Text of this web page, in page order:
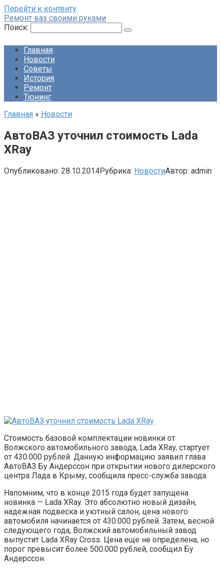
Перейти к контенту
Ремонт ваз своими руками
Поиск:
Главная
Новости
Советы
История
Ремонт
Тюнинг
Главная » Новости
АвтоВАЗ уточнил стоимость Lada
XRay
Опубликовано: 28.10.2014Рубрика: НовостиАвтор: admin
Стоимость базовой комплектации новинки от
Волжского автомобильного завода, Lada XRay, стартует
от 430.000 рублей. Данную информацию заявил глава
АвтоВАЗ Бу Андерссон при открытии нового дилерского
центра Лада в Крыму, сообщила пресс-служба завода.
Напомним, что в конце 2015 года будет запущена
новинка — Lada XRay. Это абсолютно новый дизайн,
надежная подвеска и уютный салон, цена нового
автомобиля начинается от 430.000 рублей. Затем, весной
следующего года, Волжский автомобильный завод
выпустит Lada XRay Cross. Цена еще не определена, но
порог превысит более 500.000 рублей, сообщил Бу
Андерссон.